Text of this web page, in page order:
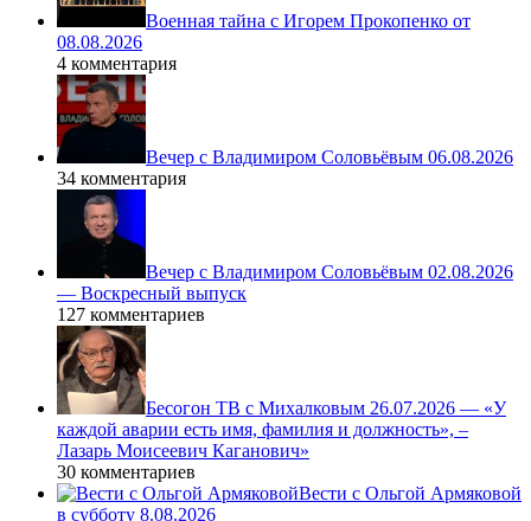
Военная тайна с Игорем Прокопенко от
08.08.2026
4 комментария
Вечер с Владимиром Соловьёвым 06.08.2026
34 комментария
Вечер с Владимиром Соловьёвым 02.08.2026
— Воскресный выпуск
127 комментариев
Бесогон ТВ с Михалковым 26.07.2026 — «У
каждой аварии есть имя, фамилия и должность», –
Лазарь Моисеевич Каганович»
30 комментариев
Вести с Ольгой Армяковой
в субботу 8.08.2026